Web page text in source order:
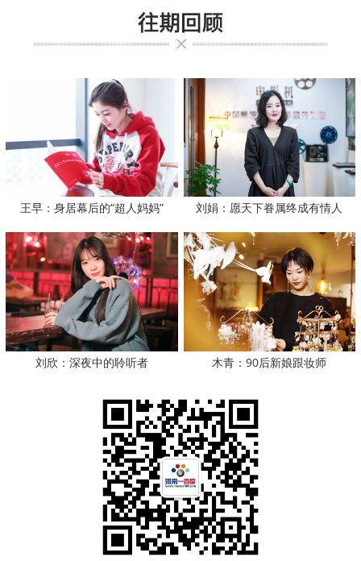
王早：身居幕后的“超人妈妈” 刘娟：愿天下眷属终成有情人
刘欣：深夜中的聆听者 木青：90后新娘跟妆师